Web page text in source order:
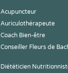
Acupuncteur
Auriculothérapeute
Coach Bien-être
Conseiller Fleurs de
Diététicien